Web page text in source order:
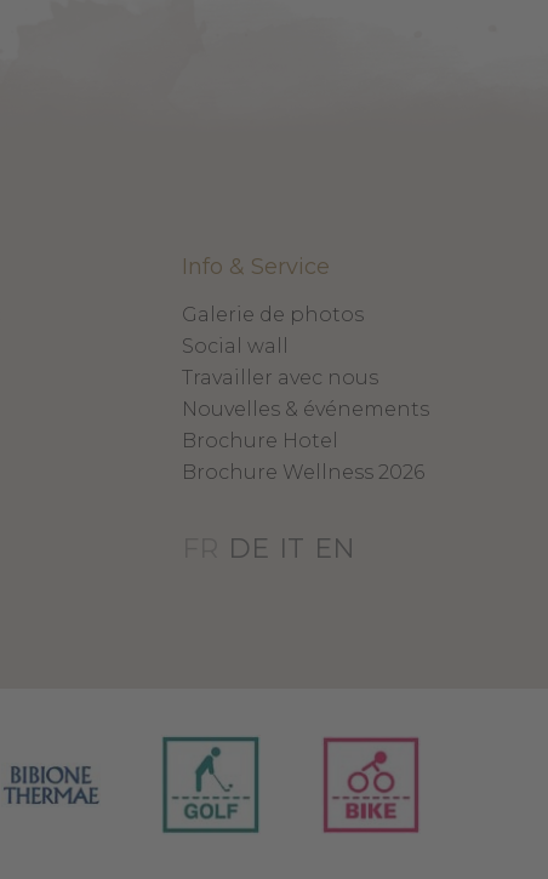
Info & Service
Galerie de photos
Social wall
Travailler avec nous
Nouvelles & événements
Brochure Hotel
Brochure Wellness 2026
DE IT EN